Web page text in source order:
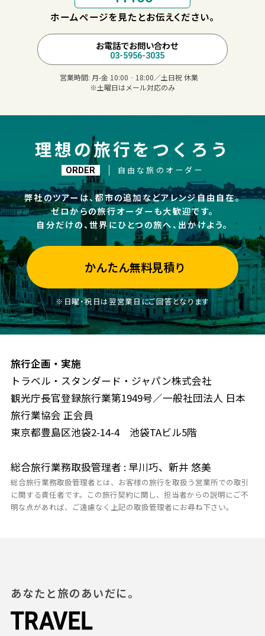
ホームページを見たとお伝えください。
お電話でお問い合わせ
03-5956-3035
営業時間: 月-金 10:00‐18:00／土日祝 休業
※土曜日はメール対応のみ
理想の旅行をつくろう
ORDER 自由な旅のオーダー
弊社のツアーは、都市の追加などアレンジ自由自在。
ゼロからの旅行オーダーも大歓迎です。
自分だけの、世界にひとつの旅へ、出かけよう。
かんたん無料見積り
※日曜・祝日は翌営業日にご回答となります
旅行企画・実施
トラベル・スタンダード・ジャパン株式会社
観光庁長官登録旅行業第1949号／一般社団法人 日本
旅行業協会 正会員
東京都豊島区池袋2-14-4 池袋TAビル5階
総合旅行業務取扱管理者 : 早川巧、新井 悠美
総合旅行業務取扱管理者とは、お客様の旅行を取扱う営業所での取引
に関する責任者です。この旅行契約に関し、担当者からの説明にご不
明な点があれば、ご遠慮なく上記の取扱管理者にお尋ね下さい。
あなたと旅のあいだに。